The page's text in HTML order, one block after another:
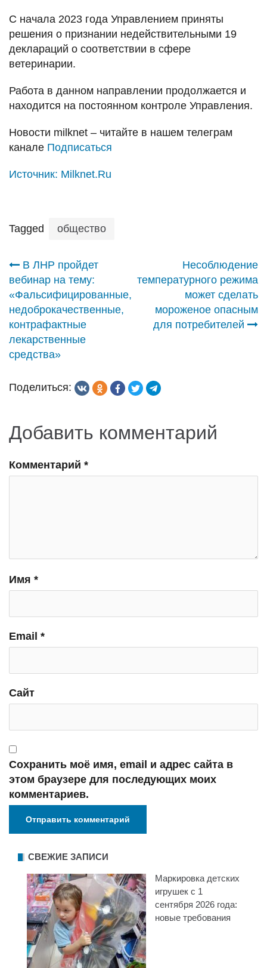
С начала 2023 года Управлением приняты
решения о признании недействительными 19
деклараций о соответствии в сфере
ветеринарии.
Работа в данном направлении продолжается и
находится на постоянном контроле Управления.
Новости milknet – читайте в нашем телеграм
канале Подписаться
Источник: Milknet.Ru
Tagged общество
Навигация
по
записям
В ЛНР пройдет
вебинар на тему:
«Фальсифицированные,
недоброкачественные,
контрафактные
лекарственные
средства»
Несоблюдение
температурного режима
может сделать
мороженое опасным
для потребителей
Поделиться:
Добавить комментарий
Комментарий *
Имя *
Email *
Сайт
Сохранить моё имя, email и адрес сайта в
этом браузере для последующих моих
комментариев.
СВЕЖИЕ ЗАПИСИ
Маркировка детских
игрушек с 1
сентября 2026 года:
новые требования